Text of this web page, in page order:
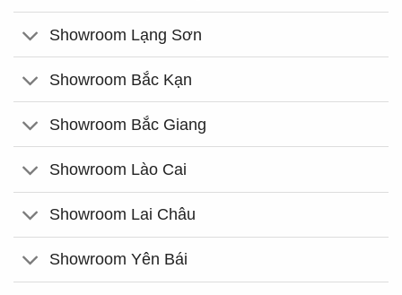
Showroom Lạng Sơn
Showroom Bắc Kạn
Showroom Bắc Giang
Showroom Lào Cai
Showroom Lai Châu
Showroom Yên Bái